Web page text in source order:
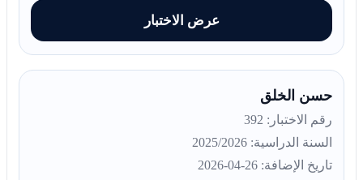
عرض الاختبار
حسن الخلق
رقم الاختبار: 392
السنة الدراسية: 2025/2026
تاريخ الإضافة: 26-04-2026